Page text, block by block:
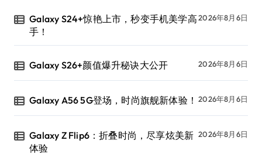
Galaxy S24+惊艳上市，秒变手机美学高
手！
2026年8月6日
Galaxy S26+颜值爆升秘诀大公开 2026年8月6日
Galaxy A56 5G登场，时尚旗舰新体验！ 2026年8月6日
Galaxy Z Flip6：折叠时尚，尽享炫美新
体验
2026年8月6日